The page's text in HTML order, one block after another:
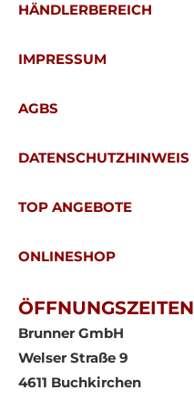
HÄNDLERBEREICH
IMPRESSUM
AGBS
DATENSCHUTZHINWEIS
TOP ANGEBOTE
ONLINESHOP
ÖFFNUNGSZEITEN
Brunner GmbH
Welser Straße 9
4611 Buchkirchen